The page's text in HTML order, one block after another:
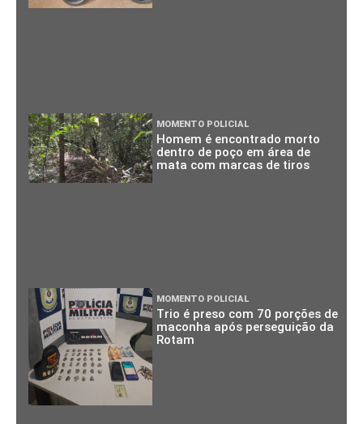
MOMENTO POLICIAL
Homem é encontrado morto
dentro de poço em área de
mata com marcas de tiros
MOMENTO POLICIAL
Trio é preso com 70 porções de
maconha após perseguição da
Rotam